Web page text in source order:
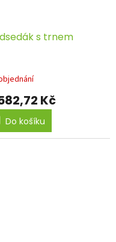
s trnem
Kč
Do košíku